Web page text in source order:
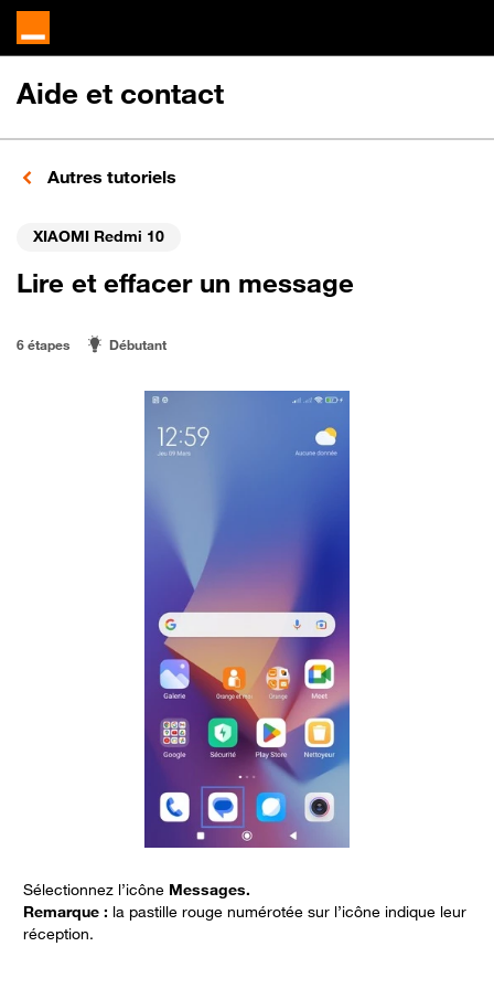
Aide et contact
Autres tutoriels
XIAOMI Redmi 10
Lire et effacer un message
6 étapes Débutant
Sélectionnez l’icône Messages.
Remarque : la pastille rouge numérotée sur l’icône indique leur
réception.